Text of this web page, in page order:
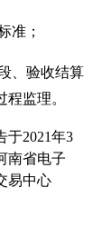
准 ；
、验收结算
监理。
于2021年3
南省电子
易中心